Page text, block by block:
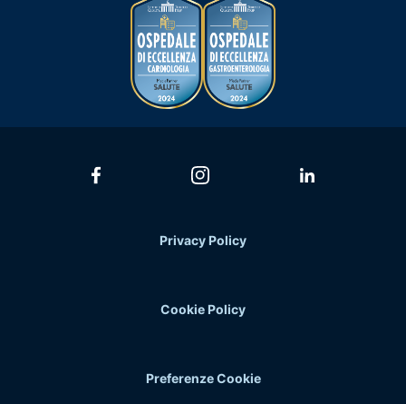
Privacy Policy
Cookie Policy
Preferenze Cookie